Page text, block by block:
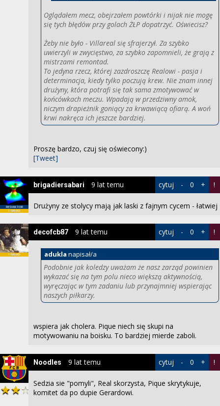
Oglądałem mecz, obejrzałem powtórki i nijak nie mogę
się tych błędów przy golach ŻŁP dopatrzyć. Oświecisz?
Żeby nie było - Villareal się sfrajerzył. Za szybko
uwierzyli w zwycięstwo, za szybko zapomnieli, że grają z
mistrzami remontad.
To jedyna rzecz, której zazdroszczę Realowi - pasja i
determinacja, kiedy tylko poczują krew. Nie znam innej
drużyny, która potrafi się tak sama zmotywować w
końcówkach meczu. Wpadają w przedziwny amok,
niczym drapieżnik goniący za krwawiącą ofiarą. A woń
krwi nakręca ich jeszcze bardziej.
Proszę bardzo, czuj się oświecony:)
[Tweet]
Drużyny ze stolycy mają jak laski z fajnym cycem - łatwiej
brigadiersabari 9 lat temu cytuj - 0 + !
adukla napisał/a
Podobnie jak koledzy uważam że nasz zarząd powinien
wykazać się na tym polu nieco większą aktywnością,
wyręczając w tym zadaniu lub przynajmniej wspierając
naszych piłkarzy.
wspiera jak cholera. Pique niech się skupi na
motywowaniu na boisku. To bardziej mierde zaboli.
decofcb87 9 lat temu cytuj - 0 + !
Sedzia sie "pomyli", Real skorzysta, Pique skrytykuje,
komitet da po dupie Gerardowi.
Noodles 9 lat temu cytuj - 0 + !